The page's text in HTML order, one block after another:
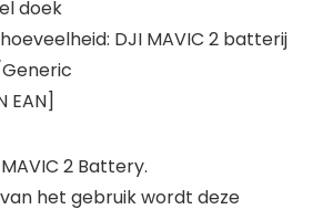
doek
DJI MAVIC 2 batterij
EAN]
2 Battery.
het gebruik wordt deze